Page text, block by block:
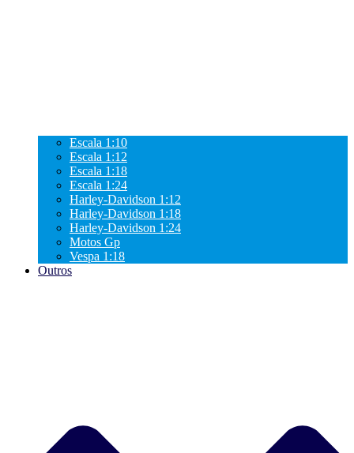
Escala 1:10
Escala 1:12
Escala 1:18
Escala 1:24
Harley-Davidson 1:12
Harley-Davidson 1:18
Harley-Davidson 1:24
Motos Gp
Vespa 1:18
Outros